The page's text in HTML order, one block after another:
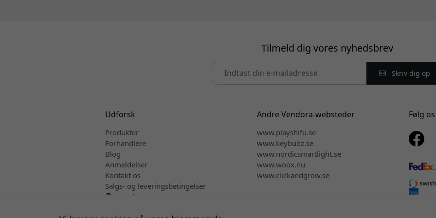
Tilmeld dig vores nyhedsbrev
Skriv dig op
Udforsk
Produkter
Forhandlere
Blog
Anmeldelser
Kontakt os
Salgs- og leveringsbetingelser
Dansk
Andre Vendora-websteder
www.playshifu.se
www.keybudz.se
www.nordicsmartlight.se
www.woox.nu
www.clickandgrow.se
Følg